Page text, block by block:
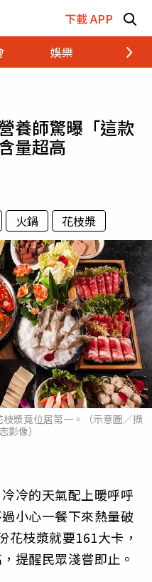
下載 APP
娛樂 財經
養師驚曝「這款
量超高
火鍋 花枝漿
漿竟位居第一。（示意圖／擷
影像）
冷的天氣配上暖呼呼
小心一餐下來熱量破
花枝漿就要161大卡，
提醒民眾淺嘗即止。